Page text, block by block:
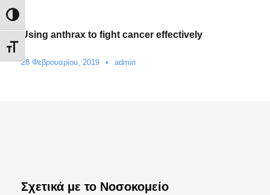
Εναλλαγή Υψηλής Αντίθεσης
Εναλλαγή Μεγέθους Γραμμάτων
Using anthrax to fight cancer effectively
28 Φεβρουαρίου, 2019 • admin
Σχετικά με το Νοσοκομείο